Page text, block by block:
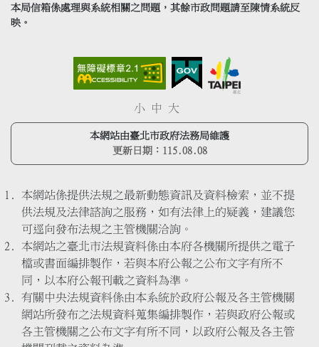
本局信箱係處理與系統相關之問題，其餘市政問題請至陳情系統反
映。
小 中 大
本網站由臺北市政府法務局維護
更新日期： 115.08.08
本網站係提供法規之最新動態資訊及資料檢索，並不提
供法規及法律諮詢之服務，如有法律上的疑義，建議您
可逕向發布法規之主管機關洽詢。
本網站之臺北市法規資料係由本府各機關所提供之電子
檔或書面編排製作，若與本府公報之公布文字有所不
同，以本府公報刊載之資料為準。
有關中央法規資料係由本系統於政府公報及各主管機關
網站所發布之法規資料蒐集編排製作，若與政府公報或
各主管機關之公布文字有所不同，以政府公報及各主管